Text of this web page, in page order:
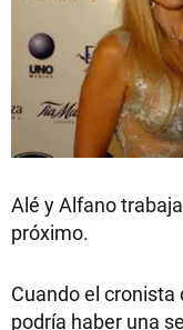
Alé y Alfano
próximo.
Cuando el
podría haber una